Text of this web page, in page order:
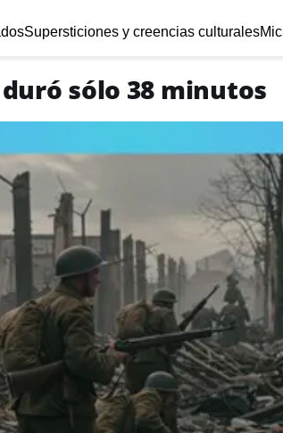
Supersticiones y creencias culturales
sólo 38 minutos